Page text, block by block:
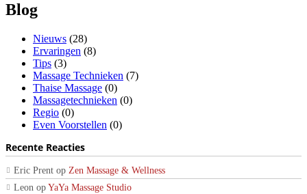
Blog
Nieuws (28)
Ervaringen (8)
Tips (3)
Massage Technieken (7)
Thaise Massage (0)
Massagetechnieken (0)
Regio (0)
Even Voorstellen (0)
Recente Reacties
Eric Prent op Zen Massage & Wellness
Leon op YaYa Massage Studio